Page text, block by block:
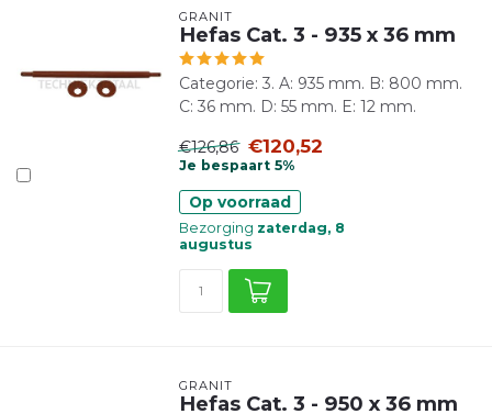
GRANIT
Hefas Cat. 3 - 935 x 36 mm
Categorie: 3. A: 935 mm. B: 800 mm.
C: 36 mm. D: 55 mm. E: 12 mm.
€126,86 €120,52
Je bespaart 5%
Op voorraad
Bezorging zaterdag, 8
augustus
GRANIT
Hefas Cat. 3 - 950 x 36 mm